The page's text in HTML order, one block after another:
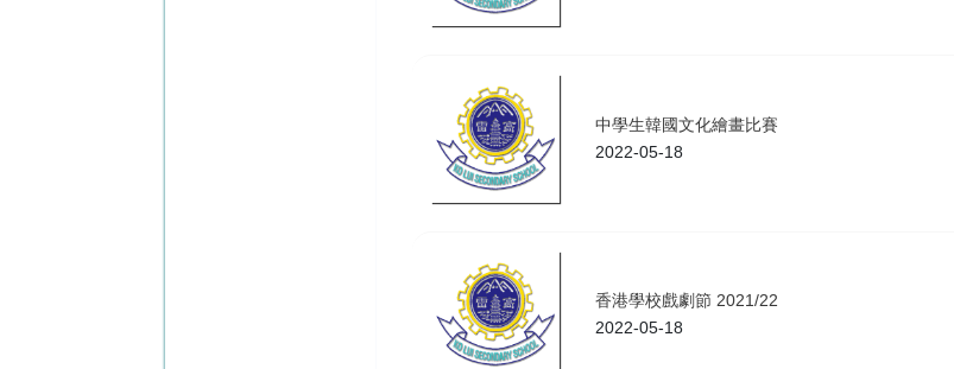
中學生韓國文化繪畫比賽
2022-05-18
香港學校戲劇節 2021/22
2022-05-18